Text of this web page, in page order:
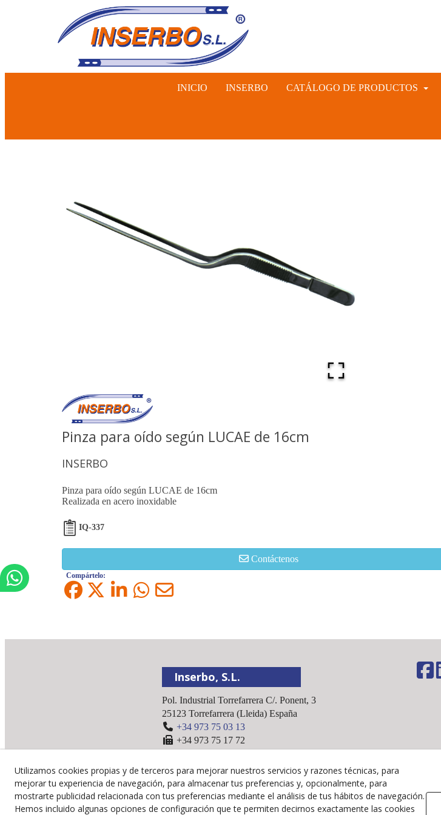
INICIO INSERBO CATÁLOGO DE PRODUCTOS
Pinza para oído según LUCAE de 16cm
INSERBO
Pinza para oído según LUCAE de 16cm
Realizada en acero inoxidable
IQ-337
Contáctenos
Compártelo:
Inserbo, S.L.
Pol. Industrial Torrefarrera C/. Ponent, 3
25123 Torrefarrera (Lleida) España
+34 973 75 03 13
+34 973 75 17 72
Utilizamos cookies propias y de terceros para mejorar nuestros servicios y razones técnicas, para
mejorar tu experiencia de navegación, para almacenar tus preferencias y, opcionalmente, para
mostrarte publicidad relacionada con tus preferencias mediante el análisis de tus hábitos de navegación.
Hemos incluido algunas opciones de configuración que te permiten decirnos exactamente las cookies